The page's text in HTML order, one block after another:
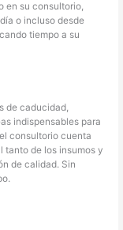
en su consultorio,
o incluso desde
tiempo a su
de caducidad,
indispensables para
consultorio cuenta
tanto de los insumos y
de calidad. Sin